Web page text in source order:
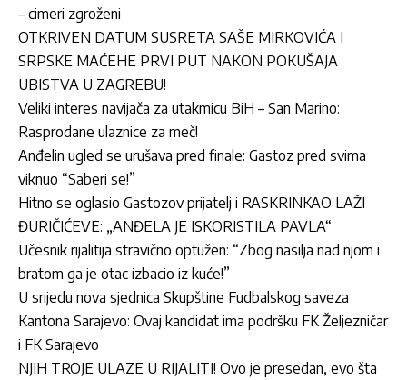
– cimeri zgroženi
OTKRIVEN DATUM SUSRETA SAŠE MIRKOVIĆA I
SRPSKE MAĆEHE PRVI PUT NAKON POKUŠAJA
UBISTVA U ZAGREBU!
Veliki interes navijača za utakmicu BiH – San Marino:
Rasprodane ulaznice za meč!
Anđelin ugled se urušava pred finale: Gastoz pred svima
viknuo “Saberi se!”
Hitno se oglasio Gastozov prijatelj i RASKRINKAO LAŽI
ĐURIČIĆEVE: „ANĐELA JE ISKORISTILA PAVLA“
Učesnik rijalitija stravično optužen: “Zbog nasilja nad njom i
bratom ga je otac izbacio iz kuće!”
U srijedu nova sjednica Skupštine Fudbalskog saveza
Kantona Sarajevo: Ovaj kandidat ima podršku FK Željezničar
i FK Sarajevo
NJIH TROJE ULAZE U RIJALITI! Ovo je presedan, evo šta